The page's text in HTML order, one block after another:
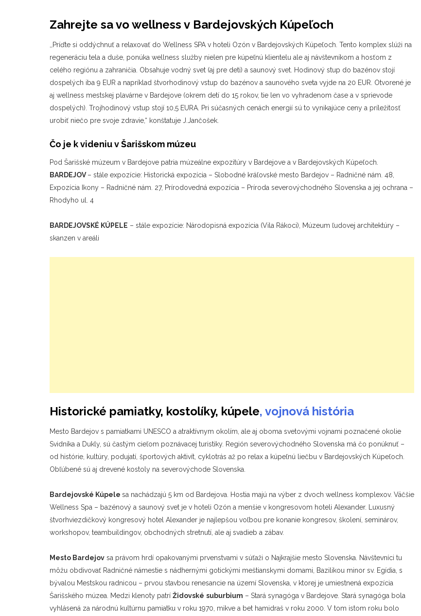
Zahrejte sa vo wellness v Bardejovských Kúpeľoch
,,Príďte si oddýchnuť a relaxovať do Wellness SPA v hoteli Ozón v Bardejovských Kúpeľoch. Tento komplex slúži na
regeneráciu tela a duše, ponúka wellness služby nielen pre kúpeľnú klientelu ale aj návštevníkom a hosťom z
celého regiónu a zahraničia. Obsahuje vodný svet (aj pre deti) a saunový svet. Hodinový stup do bazénov stojí
dospelých iba 9 EUR a napríklad štvorhodinový vstup do bazénov a saunového sveta vyjde na 20 EUR. Otvorené je
aj wellness mestskej plavárne v Bardejove (okrem detí do 15 rokov, tie len vo vyhradenom čase a v sprievode
dospelých). Trojhodinový vstup stojí 10,5 EURA. Pri súčasných cenách energií sú to vynikajúce ceny a príležitosť
urobiť niečo pre svoje zdravie,“ konštatuje J.Jančošek.
Čo je k videniu v Šarišskom múzeu
Pod Šarišské múzeum v Bardejove patria múzeálne expozitúry v Bardejove a v Bardejovských Kúpeľoch.
BARDEJOV– stále expozície: Historická expozícia – Slobodné kráľovské mesto Bardejov – Radničné nám. 48,
Expozícia Ikony – Radničné nám. 27, Prírodovedná expozícia – Príroda severovýchodného Slovenska a jej ochrana –
Rhodyho ul. 4
BARDEJOVSKÉ KÚPELE – stále expozície: Národopisná expozícia (Vila Rákoci), Múzeum ľudovej architektúry –
skanzen v areáli
Historické pamiatky, kostolíky, kúpele, vojnová história
Mesto Bardejov s pamiatkami UNESCO a atraktívnym okolím, ale aj oboma svetovými vojnami poznačené okolie
Svidníka a Dukly, sú častým cieľom poznávacej turistiky. Región severovýchodného Slovenska má čo ponúknuť –
od histórie, kultúry, podujatí, športových aktivít, cyklotrás až po relax a kúpeľnú liečbu v Bardejovských Kúpeľoch.
Obľúbené sú aj drevené kostoly na severovýchode Slovenska.
Bardejovské Kúpele sa nachádzajú 5 km od Bardejova. Hostia majú na výber z dvoch wellness komplexov. Väčšie
Wellness Spa – bazénový a saunový svet je v hoteli Ozón a menšie v kongresovom hoteli Alexander. Luxusný
štvorhviezdičkový kongresový hotel Alexander je najlepšou voľbou pre konanie kongresov, školení, seminárov,
workshopov, teambuildingov, obchodných stretnutí, ale aj svadieb a zábav.
Mesto Bardejov sa právom hrdí opakovanými prvenstvami v súťaži o Najkrajšie mesto Slovenska.
Návštevníci tu
môžu obdivovať Radničné námestie s nádhernými gotickými meštianskymi domami, Bazilikou minor sv. Egídia, s
bývalou Mestskou radnicou – prvou stavbou renesancie na území Slovenska, v ktorej je umiestnená expozícia
Šarišského múzea. Medzi klenoty patrí Židovské suburbium – Stará synagóga v Bardejove. Stará synagóga bola
vyhlásená za národnú kultúrnu pamiatku v roku 1970, mikve a bet hamidraš v roku 2000. V tom istom roku bolo